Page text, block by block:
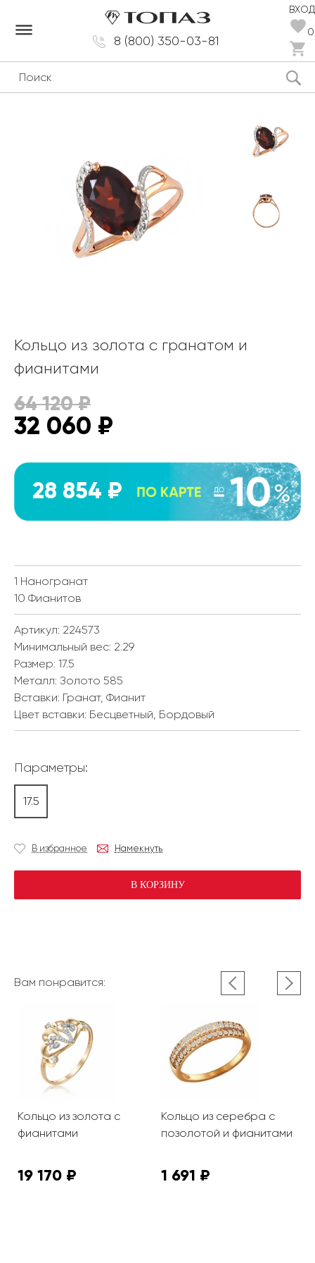
8 (800) 350-03-81
ВХОД
0
dehaze
Кольцо из золота с гранатом и
фианитами
64 120₽
32 060 ₽
28 854 ₽
1 Наногранат
10 Фианитов
Артикул: 224573
Минимальный вес: 2.29
Размер: 17.5
Металл: Золото 585
Вставки: Гранат, Фианит
Цвет вставки: Бесцветный, Бордовый
Параметры:
17.5
В избранное Намекнуть
В КОРЗИНУ
Вам понравится:
Кольцо из золота с
фианитами
19 170 ₽
Кольцо из серебра с
позолотой и фианитами
1 691 ₽